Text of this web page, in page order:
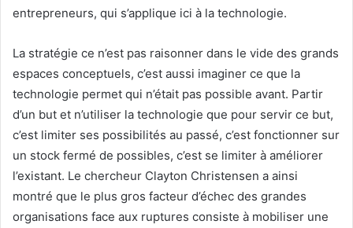
entrepreneurs, qui s’applique ici à la technologie.
La stratégie ce n’est pas raisonner dans le vide des grands
espaces conceptuels, c’est aussi imaginer ce que la
technologie permet qui n’était pas possible avant. Partir
d’un but et n’utiliser la technologie que pour servir ce but,
c’est limiter ses possibilités au passé, c’est fonctionner sur
un stock fermé de possibles, c’est se limiter à améliorer
l’existant. Le chercheur Clayton Christensen a ainsi
montré que le plus gros facteur d’échec des grandes
organisations face aux ruptures consiste à mobiliser une